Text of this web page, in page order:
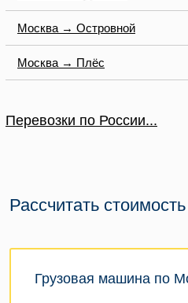
Москва → Островной
Москва → Плёс
Перевозки по России...
Рассчитать
Грузовая машина по